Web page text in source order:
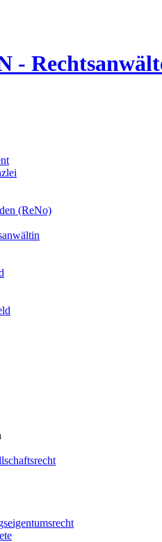
(ReNo)